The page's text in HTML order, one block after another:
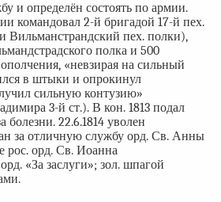
и определён состоять по армии.
командовал 2-й бригадой 17-й пех.
Вильманстрандский пех. полки),
полка и 500
«невзирая на сильный
в штыки и опрокинул
сильную контузию»
3-й ст.). В кон. 1813 подал
болезни. 22.6.1814 уволен
за отличную службу орд. Св. Анны
рос. орд. Св. Иоанна
«За заслуги»; зол. шпагой